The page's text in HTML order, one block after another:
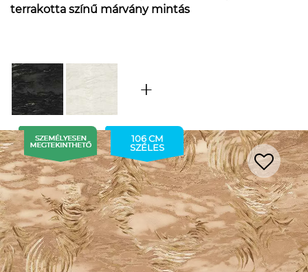
terrakotta színű márvány mintás
106 CM
SZÉLES